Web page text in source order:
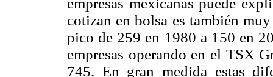
empresas mexicanas puede
cotizan en bolsa es también
pico de 259 en 1980 a 150 en
empresas operando en el TSX
745. En gran medida estas